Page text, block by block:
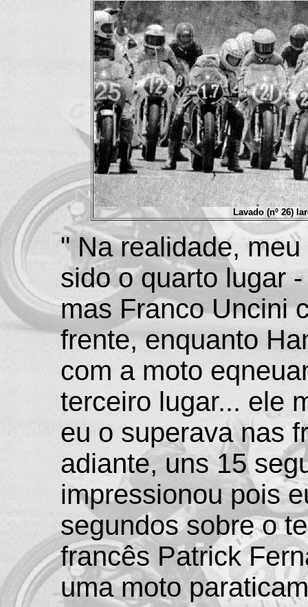
Lavado (nº 26)
" Na realidade,
sido o quarto lugar
mas Franco Uncini
frente, enquanto
com a moto
terceiro lugar... ele
eu o superava nas
adiante, uns 15
impressionou pois
segundos sobre o
francês Patrick
uma moto